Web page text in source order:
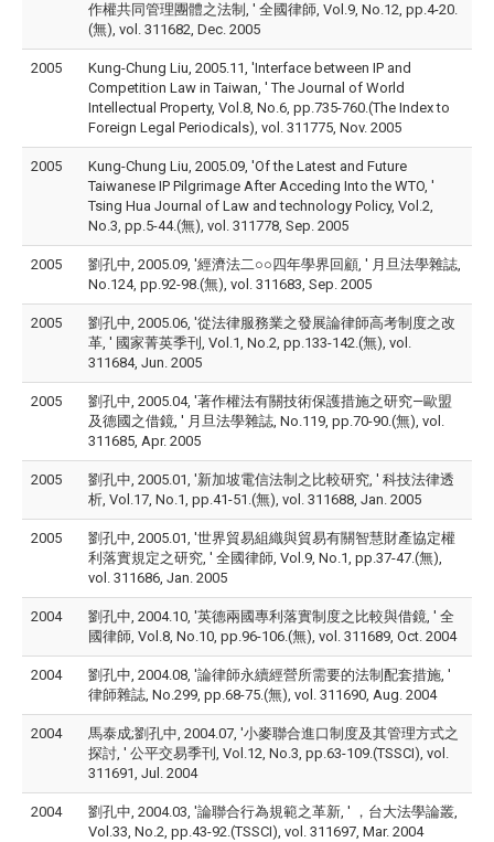
作權共同管理團體之法制, ' 全國律師, Vol.9, No.12, pp.4-20.
(無), vol. 311682, Dec. 2005
2005
Kung-Chung Liu, 2005.11, 'Interface between IP and
Competition Law in Taiwan, ' The Journal of World
Intellectual Property, Vol.8, No.6, pp.735-760.(The Index to
Foreign Legal Periodicals), vol. 311775, Nov. 2005
2005
Kung-Chung Liu, 2005.09, 'Of the Latest and Future
Taiwanese IP Pilgrimage After Acceding Into the WTO, '
Tsing Hua Journal of Law and technology Policy, Vol.2,
No.3, pp.5-44.(無), vol. 311778, Sep. 2005
2005
劉孔中, 2005.09, '經濟法二○○四年學界回顧, ' 月旦法學雜誌,
No.124, pp.92-98.(無), vol. 311683, Sep. 2005
2005
劉孔中, 2005.06, '從法律服務業之發展論律師高考制度之改
革, ' 國家菁英季刊, Vol.1, No.2, pp.133-142.(無), vol.
311684, Jun. 2005
2005
劉孔中, 2005.04, '著作權法有關技術保護措施之研究—歐盟
及德國之借鏡, ' 月旦法學雜誌, No.119, pp.70-90.(無), vol.
311685, Apr. 2005
2005
劉孔中, 2005.01, '新加坡電信法制之比較研究, ' 科技法律透
析, Vol.17, No.1, pp.41-51.(無), vol. 311688, Jan. 2005
2005
劉孔中, 2005.01, '世界貿易組織與貿易有關智慧財產協定權
利落實規定之研究, ' 全國律師, Vol.9, No.1, pp.37-47.(無),
vol. 311686, Jan. 2005
2004
劉孔中, 2004.10, '英德兩國專利落實制度之比較與借鏡, ' 全
國律師, Vol.8, No.10, pp.96-106.(無), vol. 311689, Oct. 2004
2004
劉孔中, 2004.08, '論律師永續經營所需要的法制配套措施, '
律師雜誌, No.299, pp.68-75.(無), vol. 311690, Aug. 2004
2004
馬泰成;劉孔中, 2004.07, '小麥聯合進口制度及其管理方式之
探討, ' 公平交易季刊, Vol.12, No.3, pp.63-109.(TSSCI), vol.
311691, Jul. 2004
2004
劉孔中, 2004.03, '論聯合行為規範之革新, ' ，台大法學論叢,
Vol.33, No.2, pp.43-92.(TSSCI), vol. 311697, Mar. 2004